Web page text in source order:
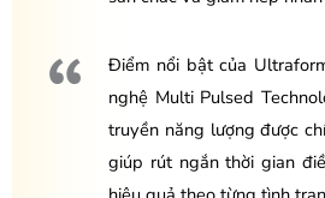
Điểm nổi bật của
nghệ Multi Pulsed
truyền năng lượng được
giúp rút ngắn thời gian